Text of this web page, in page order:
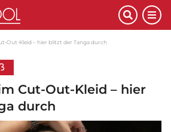
Out-Kleid – hier blitzt der Tanga durch
Cut-Out-Kleid – hier
durch